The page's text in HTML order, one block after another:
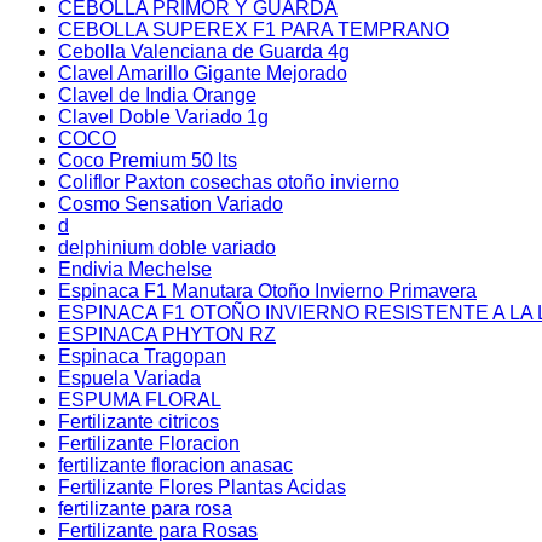
CEBOLLA PRIMOR Y GUARDA
CEBOLLA SUPEREX F1 PARA TEMPRANO
Cebolla Valenciana de Guarda 4g
Clavel Amarillo Gigante Mejorado
Clavel de India Orange
Clavel Doble Variado 1g
COCO
Coco Premium 50 lts
Coliflor Paxton cosechas otoño invierno
Cosmo Sensation Variado
d
delphinium doble variado
Endivia Mechelse
Espinaca F1 Manutara Otoño Invierno Primavera
ESPINACA F1 OTOÑO INVIERNO RESISTENTE A LA
ESPINACA PHYTON RZ
Espinaca Tragopan
Espuela Variada
ESPUMA FLORAL
Fertilizante citricos
Fertilizante Floracion
fertilizante floracion anasac
Fertilizante Flores Plantas Acidas
fertilizante para rosa
Fertilizante para Rosas